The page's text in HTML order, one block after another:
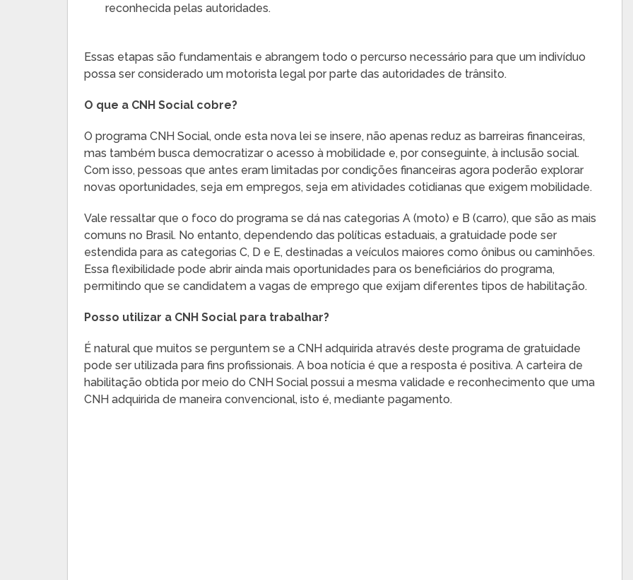
reconhecida pelas autoridades.
Essas etapas são fundamentais e abrangem todo o percurso necessário para que um indivíduo
possa ser considerado um motorista legal por parte das autoridades de trânsito.
O que a CNH Social cobre?
O programa CNH Social, onde esta nova lei se insere, não apenas reduz as barreiras financeiras,
mas também busca democratizar o acesso à mobilidade e, por conseguinte, à inclusão social.
Com isso, pessoas que antes eram limitadas por condições financeiras agora poderão explorar
novas oportunidades, seja em empregos, seja em atividades cotidianas que exigem mobilidade.
Vale ressaltar que o foco do programa se dá nas categorias A (moto) e B (carro), que são as mais
comuns no Brasil. No entanto, dependendo das políticas estaduais, a gratuidade pode ser
estendida para as categorias C, D e E, destinadas a veículos maiores como ônibus ou caminhões.
Essa flexibilidade pode abrir ainda mais oportunidades para os beneficiários do programa,
permitindo que se candidatem a vagas de emprego que exijam diferentes tipos de habilitação.
Posso utilizar a CNH Social para trabalhar?
É natural que muitos se perguntem se a CNH adquirida através deste programa de gratuidade
pode ser utilizada para fins profissionais. A boa notícia é que a resposta é positiva. A carteira de
habilitação obtida por meio do CNH Social possui a mesma validade e reconhecimento que uma
CNH adquirida de maneira convencional, isto é, mediante pagamento.